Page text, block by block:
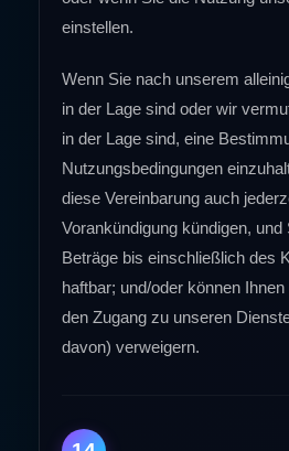
einstellen.
Wenn Sie nach unserem
in der Lage sind oder wir
in der Lage sind, eine
Nutzungsbedingungen
diese Vereinbarung auch
Vorankündigung kündigen, und
Beträge bis einschließlich des
haftbar; und/oder können
den Zugang zu unseren
davon) verweigern.